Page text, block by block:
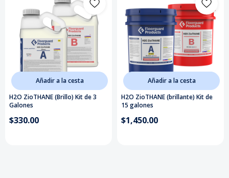
Añadir a la cesta
H2O ZioTHANE (Brillo) Kit de 3
Galones
$330.00
Añadir a la cesta
H2O ZioTHANE (brillante) Kit de
15 galones
$1,450.00